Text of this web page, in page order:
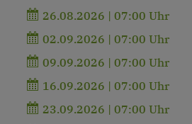
26.08.2026 | 07:00 Uhr
02.09.2026 | 07:00 Uhr
09.09.2026 | 07:00 Uhr
16.09.2026 | 07:00 Uhr
23.09.2026 | 07:00 Uhr